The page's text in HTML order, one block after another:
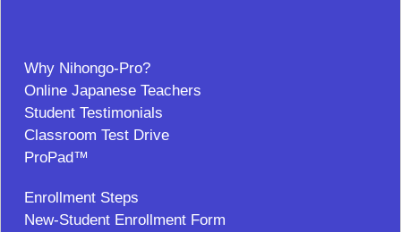
Why Nihongo-Pro?
Online Japanese Teachers
Student Testimonials
Classroom Test Drive
ProPad™
Enrollment Steps
New-Student Enrollment Form